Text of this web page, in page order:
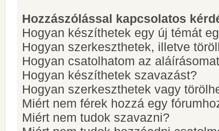
Hozzászólással kapcsolatos
Hogyan készíthetek egy új témát
Hogyan szerkeszthetek, illetve
Hogyan csatolhatom az
Hogyan készíthetek szavazást?
Hogyan szerkeszthetek vagy
Miért nem férek hozzá egy
Miért nem tudok szavazni?